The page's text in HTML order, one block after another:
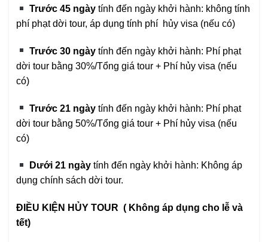
Trước 45 ngày tính đến ngày khởi hành: không tính
phí phạt dời tour, áp dụng tính phí hủy visa (nếu có)
Trước 30 ngày tính đến ngày khởi hành: Phí phạt
dời tour bằng 30%/Tổng giá tour + Phí hủy visa (nếu
có)
Trước 21 ngày tính đến ngày khởi hành: Phí phạt
dời tour bằng 50%/Tổng giá tour + Phí hủy visa (nếu
có)
Dưới 21 ngày tính đến ngày khởi hành: Không áp
dụng chính sách dời tour.
ĐIỀU KIỆN HỦY TOUR ( Không áp dụng cho lễ và
tết)